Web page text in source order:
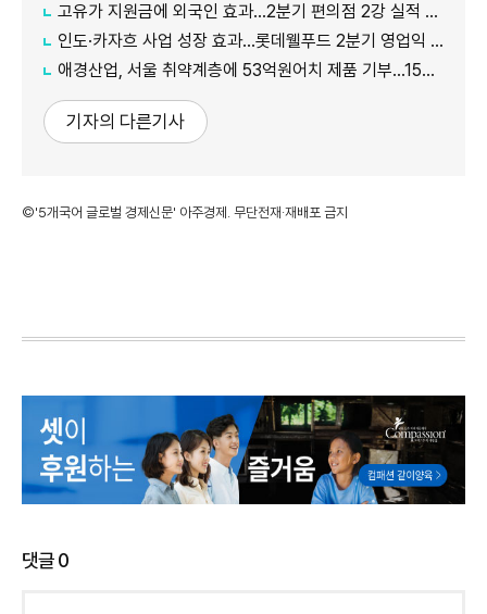
고유가 지원금에 외국인 효과…2분기 편의점 2강 실적 날았다
인도·카자흐 사업 성장 효과…롯데웰푸드 2분기 영업익 89%↑
애경산업, 서울 취약계층에 53억원어치 제품 기부…15년째 나눔
기자의 다른기사
©'5개국어 글로벌 경제신문' 아주경제. 무단전재·재배포 금지
댓글0